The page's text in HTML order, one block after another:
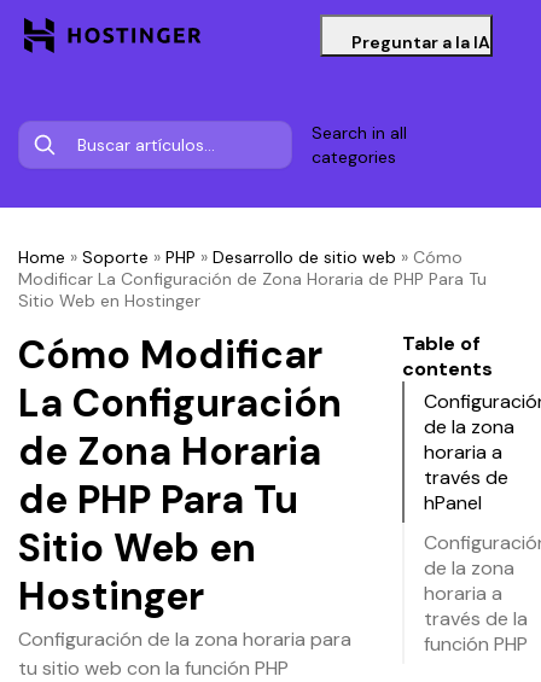
Preguntar a la IA
Search in all
categories
Home » Soporte » PHP » Desarrollo de sitio web » Cómo
Modificar La Configuración de Zona Horaria de PHP Para Tu
Sitio Web en Hostinger
Cómo Modificar
La Configuración
de Zona Horaria
de PHP Para Tu
Sitio Web en
Hostinger
Configuración de la zona horaria para
tu sitio web con la función PHP
Table of
contents
de la zona
horaria a
través de
hPanel
de la zona
horaria a
través de la
función PHP